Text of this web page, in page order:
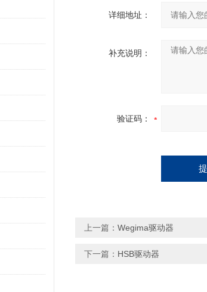
详细地址：
补充说明：
验证码：
上一篇： Wegima驱动器
下一篇： HSB驱动器